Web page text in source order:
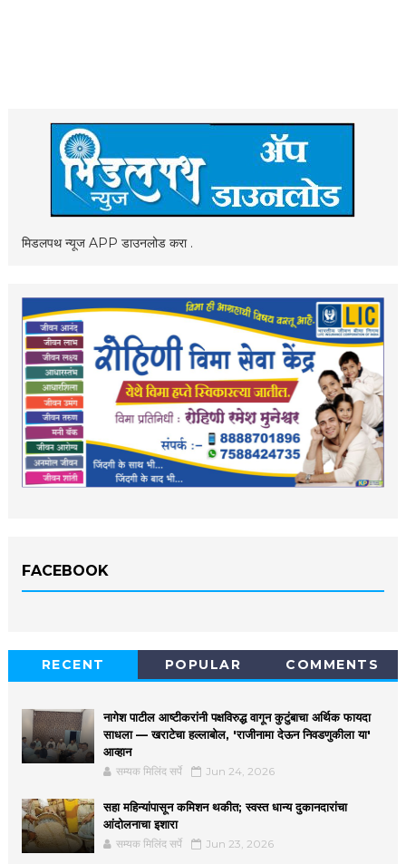
मिडलपथ न्यूज APP डाउनलोड करा .
FACEBOOK
RECENT POPULAR COMMENTS
नागेश पाटील आष्टीकरांनी पक्षविरुद्ध वागून कुटुंबाचा अर्थिक फायदा
साधला — खराटेचा हल्लाबोल, 'राजीनामा देऊन निवडणुकीला या'
आव्हान
सम्यक मिलिंद सर्पे Jun 24, 2026
सहा महिन्यांपासून कमिशन थकीत; स्वस्त धान्य दुकानदारांचा
आंदोलनाचा इशारा
सम्यक मिलिंद सर्पे Jun 23, 2026